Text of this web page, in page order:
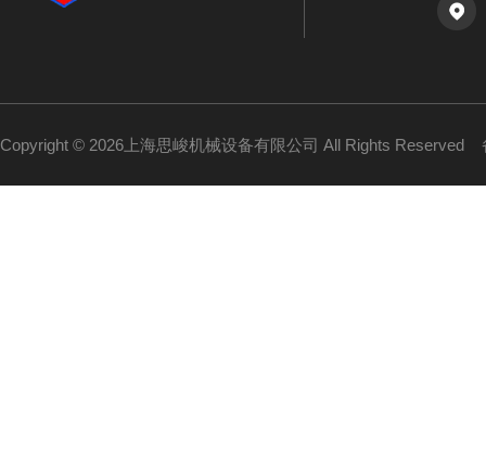
Copyright © 2026上海思峻机械设备有限公司 All Rights Reserved